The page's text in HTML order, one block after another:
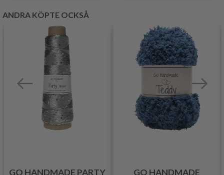
ANDRA KÖPTE OCKSÅ
GO HANDMADE PARTY
GO HANDMADE